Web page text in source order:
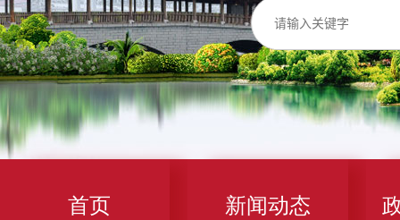
首页 新闻动态